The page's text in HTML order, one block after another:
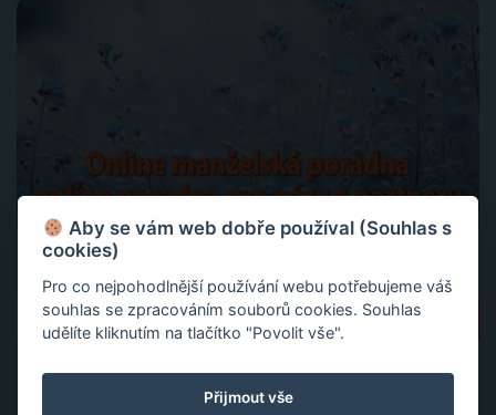
Vyhledávání
NEJČTENĚJŠÍ PŘÍSPĚVKY A ČLÁNKY
Aby se vám web dobře používal (Souhlas s
cookies)
Pro co nejpohodlnější používání webu potřebujeme váš
souhlas se zpracováním souborů cookies. Souhlas
udělíte kliknutím na tlačítko "Povolit vše".
Přijmout vše